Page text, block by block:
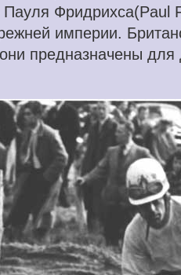
Пауля
империи.
предназначены для